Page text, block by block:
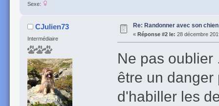
Sexe:
CJulien73
Intermédiaire
Re: Randonner avec son chien
« Réponse #2 le: 28 décembre
Ne pas oublier
être un danger
d'habiller les